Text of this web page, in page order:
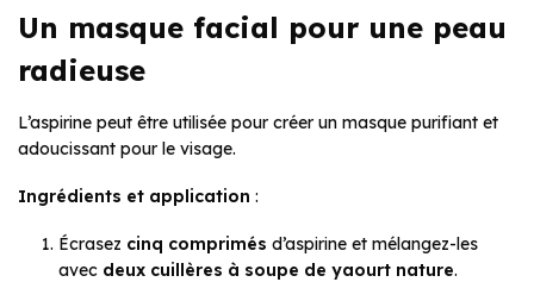
Un masque facial pour une peau
radieuse
L’aspirine peut être utilisée pour créer un masque purifiant et
adoucissant pour le visage.
Ingrédients et application :
Écrasez cinq comprimés d’aspirine et mélangez-les
avec deux cuillères à soupe de yaourt nature.